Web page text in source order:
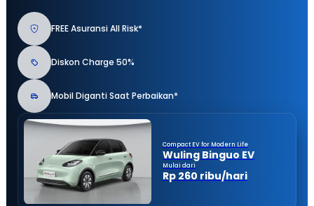
FREE Asuransi All Risk*
Diskon Charge 50%
Mobil Diganti Saat Perbaikan*
Compact EV for Modern Life
Wuling Binguo EV
Mulai dari
Rp 260 ribu/hari